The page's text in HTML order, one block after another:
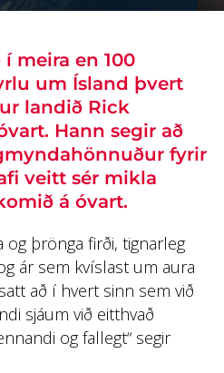
meira en 100
um Ísland þvert
landið Rick
Hann segir að
fyrir
veitt sér mikla
á óvart.
og þrönga firði, tignarleg
ár sem kvíslast um aura
að í hvert sinn sem við
sjáum við eitthvað
og fallegt“ segir